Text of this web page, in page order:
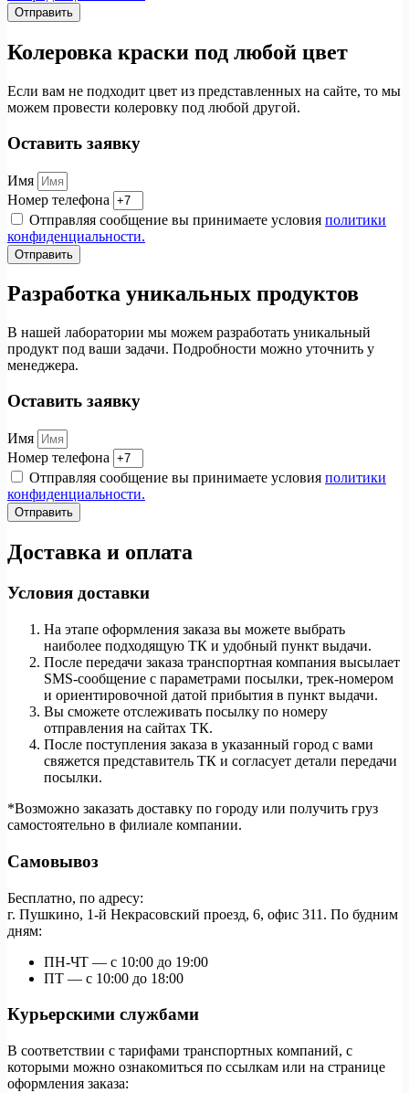
Отправить
Колеровка краски под любой цвет
Если вам не подходит цвет из представленных на сайте, то мы
можем провести колеровку под любой другой.
Оставить заявку
Имя
Номер телефона
Отправляя сообщение вы принимаете условия политики
конфиденциальности.
Отправить
Разработка уникальных продуктов
В нашей лаборатории мы можем разработать уникальный
продукт под ваши задачи. Подробности можно уточнить у
менеджера.
Оставить заявку
Имя
Номер телефона
Отправляя сообщение вы принимаете условия политики
конфиденциальности.
Отправить
Доставка и оплата
Условия доставки
На этапе оформления заказа вы можете выбрать
наиболее подходящую ТК и удобный пункт выдачи.
После передачи заказа транспортная компания высылает
SMS-сообщение с параметрами посылки, трек-номером
и ориентировочной датой прибытия в пункт выдачи.
Вы сможете отслеживать посылку по номеру
отправления на сайтах ТК.
После поступления заказа в указанный город с вами
свяжется представитель ТК и согласует детали передачи
посылки.
*Возможно заказать доставку по городу или получить груз
самостоятельно в филиале компании.
Самовывоз
Бесплатно, по адресу:
г. Пушкино, 1-й Некрасовский проезд, 6, офис 311. По будним
дням:
ПН-ЧТ — с 10:00 до 19:00
ПТ — с 10:00 до 18:00
Курьерскими службами
В соответствии с тарифами транспортных компаний, с
которыми можно ознакомиться по ссылкам или на странице
оформления заказа: